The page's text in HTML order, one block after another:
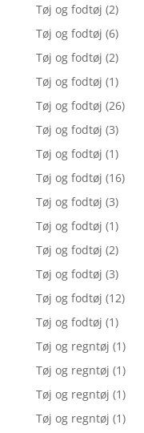
Tøj og fodtøj (2)
Tøj og fodtøj (6)
Tøj og fodtøj (2)
Tøj og fodtøj (1)
Tøj og fodtøj (26)
Tøj og fodtøj (3)
Tøj og fodtøj (1)
Tøj og fodtøj (16)
Tøj og fodtøj (3)
Tøj og fodtøj (1)
Tøj og fodtøj (2)
Tøj og fodtøj (3)
Tøj og fodtøj (12)
Tøj og fodtøj (1)
Tøj og regntøj (1)
Tøj og regntøj (1)
Tøj og regntøj (1)
Tøj og regntøj (1)